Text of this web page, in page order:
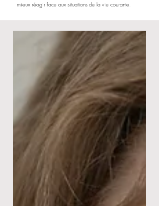
mieux réagir face aux situations de la vie courante.